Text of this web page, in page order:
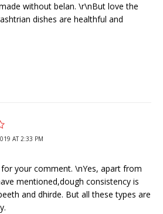
without belan. \r\nBut love the
dishes are healthful and
AT 2:33 PM
your comment. \nYes, apart from
mentioned,dough consistency is
and dhirde. But all these types are